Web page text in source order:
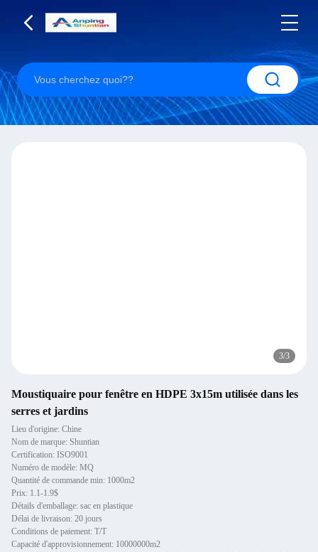
3/3
Moustiquaire pour fenêtre en HDPE 3x15m utilisée dans les
serres et jardins
Lieu d'origine: Chine
Nom de marque: Shuntian
Certification: ISO9001
Numéro de modèle: MQ
Quantité de commande min: 1000m2
Prix: 1.1-1.9$
Détails d'emballage: sac en plastique
Délai de livraison: 20 jours
Conditions de paiement: T/T
Capacité d'approvisionnement: 10000000m2